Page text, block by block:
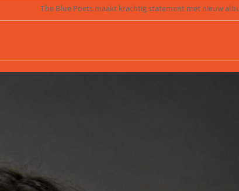
The Blue Poets maakt krachtig statement met nieuw